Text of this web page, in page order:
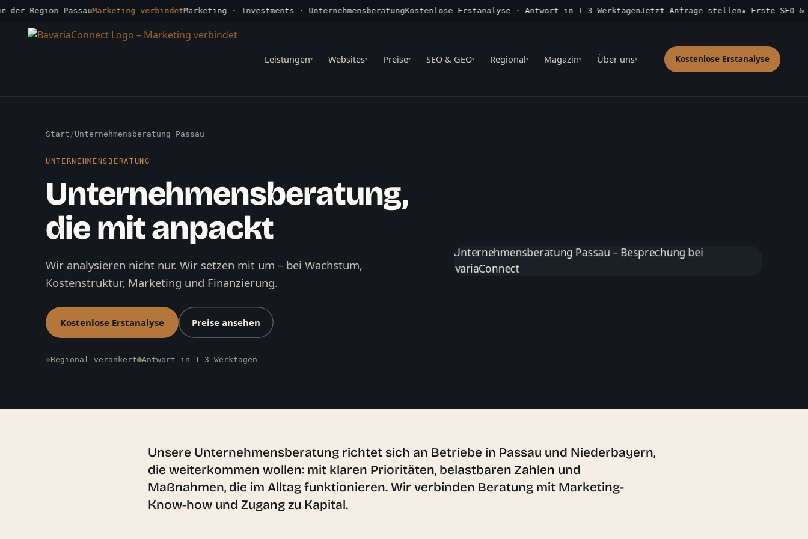
Region PassauMarketing verbindetMarketing · Investments · UnternehmensberatungKostenlose Erstanalyse · Antwort in 1–3 WerktagenJetzt Anfrage stellen ★ Erste SEO &
Leistungen▾ Websites▾ Preise▾ SEO & GEO▾ Regional▾ Magazin▾ Über uns▾ Kostenlose Erstanalyse
Start /Unternehmensberatung Passau
UNTERNEHMENSBERATUNG
Unternehmensberatung,
die mit anpackt
Wir analysieren nicht nur. Wir setzen mit um – bei Wachstum,
Kostenstruktur, Marketing und Finanzierung.
Kostenlose Erstanalyse Preise ansehen
Regional verankert Antwort in 1–3 Werktagen
Unsere Unternehmensberatung richtet sich an Betriebe in Passau und Niederbayern,
die weiterkommen wollen: mit klaren Prioritäten, belastbaren Zahlen und
Maßnahmen, die im Alltag funktionieren. Wir verbinden Beratung mit Marketing-
Know-how und Zugang zu Kapital.